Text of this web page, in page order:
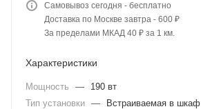
Самовывоз сегодня - бесплатно
Доставка по Москве завтра - 600 ₽
За пределами МКАД 40 ₽ за 1 км.
Характеристики
Мощность —
190 вт
Тип установки —
Встраиваемая в шкаф